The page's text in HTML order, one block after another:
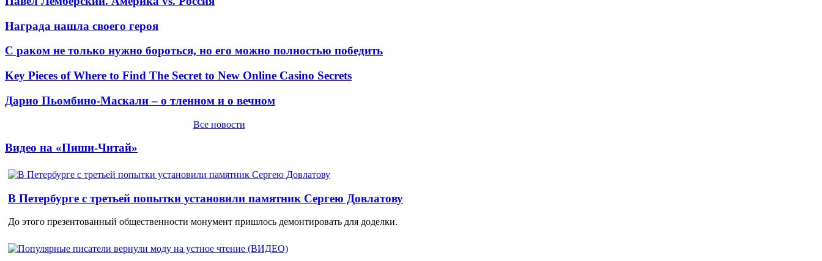
Награда нашла своего героя
С раком не только нужно бороться, но его можно полностью победить
Key Pieces of Where to Find The Secret to New Online Casino Secrets
Дарио Пьомбино-Маскали – о тленном и о вечном
Все новости
Видео на «Пиши-Читай»
В Петербурге с третьей попытки установили памятник Сергею Довлатову
До этого презентованный общественности монумент пришлось демонтировать для доделки.